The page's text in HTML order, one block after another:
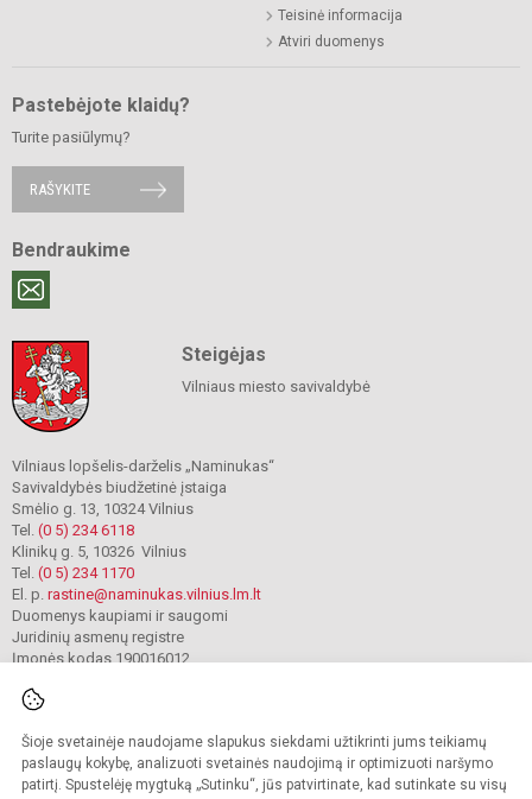
Šioje svetainėje naudojame slapukus siekdami užtikrinti jums teikiamų
paslaugų kokybę, analizuoti svetainės naudojimą ir optimizuoti naršymo
patirtį. Spustelėję mygtuką „Sutinku“, jūs patvirtinate, kad sutinkate su visų
Teisinė informacija
Atviri duomenys
Pastebėjote klaidų?
Turite pasiūlymų?
RAŠYKITE
Bendraukime
Steigėjas
Vilniaus miesto savivaldybė
Vilniaus lopšelis-darželis „Naminukas“
Savivaldybės biudžetinė įstaiga
Smėlio g. 13, 10324 Vilnius
Tel. (0 5) 234 6118
Klinikų g. 5, 10326 Vilnius
Tel. (0 5) 234 1170
El. p. rastine@naminukas.vilnius.lm.lt
Duomenys kaupiami ir saugomi
Juridinių asmenų registre
Įmonės kodas 190016012
© 2022. Vilniaus lopšelis darželis Naminukas. Visos teisės saugomos.
Kopijuoti turinį be raštiško darželio administracijos sutikimo griežtai draudžiama.
Prieinamumo paraiška Slapukų valdymas